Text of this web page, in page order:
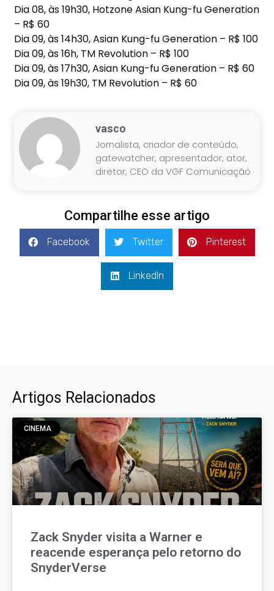
Dia 08, às 19h30, Hotzone Asian Kung-fu Generation
– R$ 60
Dia 09, às 14h30, Asian Kung-fu Generation – R$ 100
Dia 09, às 16h, TM Revolution – R$ 100
Dia 09, às 17h30, Asian Kung-fu Generation – R$ 60
Dia 09, às 19h30, TM Revolution – R$ 60
vasco
Jornalista, criador de conteúdo,
gatewatcher, apresentador, ator,
diretor, CEO da VGF Comunicação
Compartilhe esse artigo
Facebook Twitter Pinterest
LinkedIn
Artigos Relacionados
CINEMA
Zack Snyder visita a Warner e
reacende esperança pelo retorno do
SnyderVerse